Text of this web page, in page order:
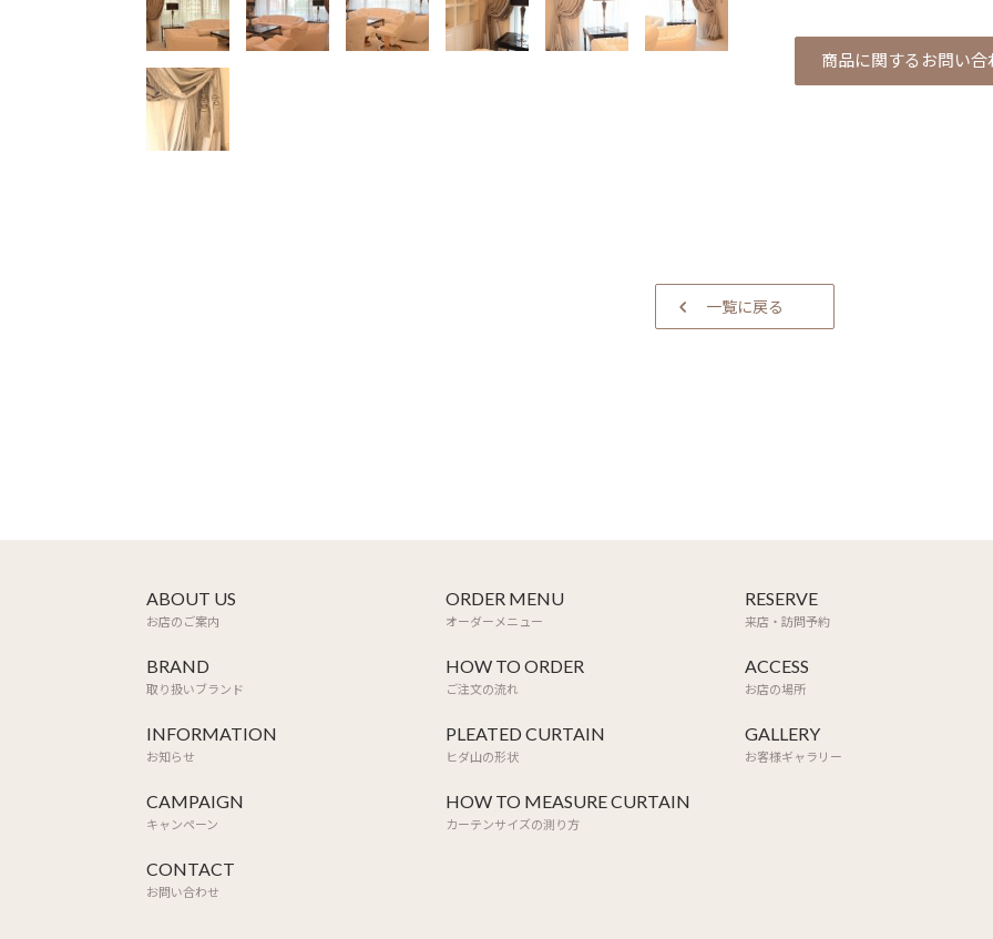
商品に関するお問い合
一覧に戻る
ABOUT US
お店のご案内
BRAND
取り扱いブランド
INFORMATION
お知らせ
CAMPAIGN
キャンペーン
CONTACT
お問い合わせ
ORDER MENU
オーダーメニュー
HOW TO ORDER
ご注文の流れ
PLEATED CURTAIN
ヒダ山の形状
HOW TO MEASURE CURTAIN
カーテンサイズの測り方
RESERVE
来店・訪問予約
ACCESS
お店の場所
GALLERY
お客様ギャラリー